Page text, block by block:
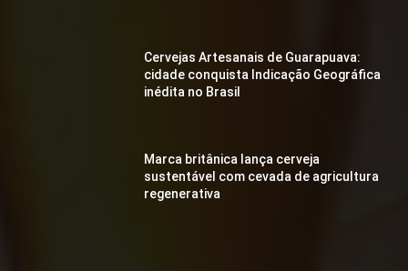
Cervejas Artesanais de Guarapuava:
cidade conquista Indicação Geográfica
inédita no Brasil
Marca britânica lança cerveja
sustentável com cevada de agricultura
regenerativa